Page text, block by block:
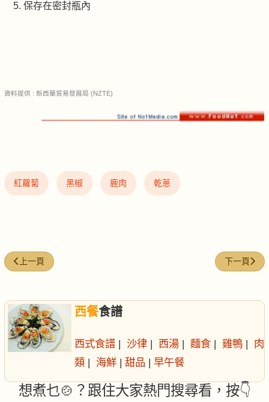
保存在密封瓶內
資料提供 : 新西蘭貿易發展局 (NZTE)
紅蘿蔔 黑椒 鹿肉 乾蔥
上一篇文章: 飲宴慶祝 食牛扒有考究
上一頁 下一篇文章
下一頁
西餐食譜
西式食譜 | 沙律 | 西湯 | 麵食 | 雞鴨 | 肉
類 | 海鮮 | 甜品 | 早午餐
想煮乜🍲？跟住大家熱門搜尋看，按👇